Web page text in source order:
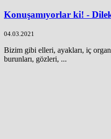
Konuşamıyorlar ki! -
04.03.2021
Bizim gibi elleri, ayakları, iç
burunları, gözleri, ...